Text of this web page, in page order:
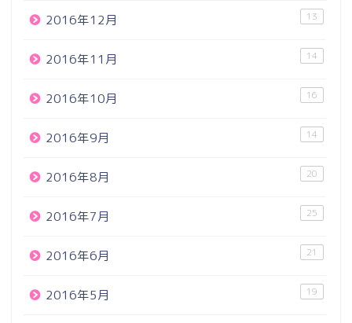
2016年12月 13
2016年11月 14
2016年10月 16
2016年9月 14
2016年8月 20
2016年7月 25
2016年6月 21
2016年5月 19